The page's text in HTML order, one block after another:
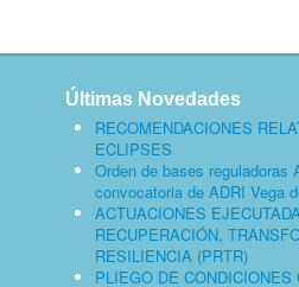
Últimas Novedades
RECOMENDACIONES
ECLIPSES
Orden de bases reguladoras
convocatoria de ADRI Vega
ACTUACIONES
RECUPERACIÓN,
RESILIENCIA (PRTR)
PLIEGO DE CONDICIONES